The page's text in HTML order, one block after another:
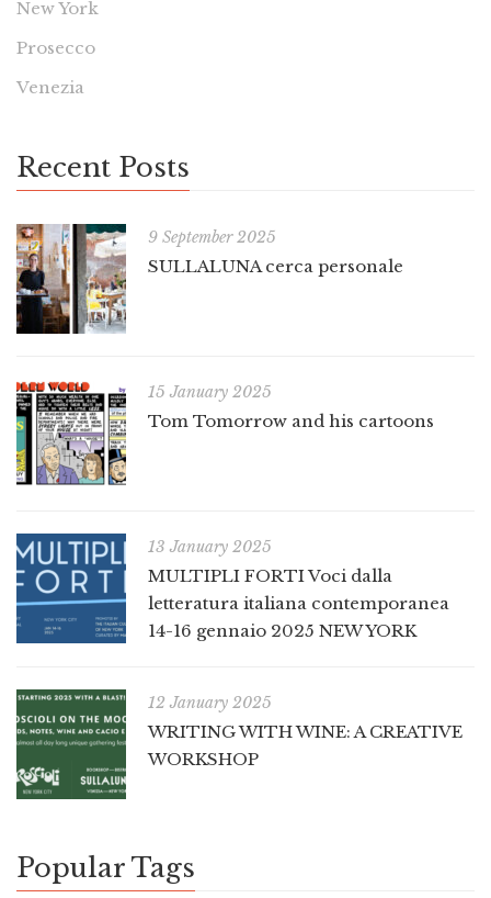
New York
Prosecco
Venezia
Recent Posts
9 September 2025
SULLALUNA cerca personale
15 January 2025
Tom Tomorrow and his cartoons
13 January 2025
MULTIPLI FORTI Voci dalla
letteratura italiana contemporanea
14-16 gennaio 2025 NEW YORK
12 January 2025
WRITING WITH WINE: A CREATIVE
WORKSHOP
Popular Tags